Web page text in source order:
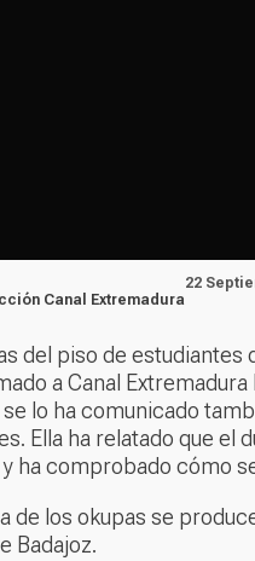
Canal Extremadura
22
del piso de estudiantes
a Canal
lo ha comunicado
Ella ha relatado que el
y ha comprobado cómo
de los okupas se
Badajoz.